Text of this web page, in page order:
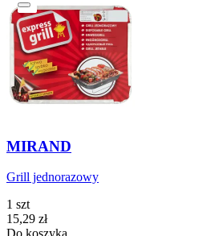
MIRAND
Grill jednorazowy
1 szt
Cena
15,29 zł